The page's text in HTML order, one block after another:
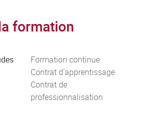
formation
Formation continue
Contrat d'apprentissage
Contrat de
professionnalisation